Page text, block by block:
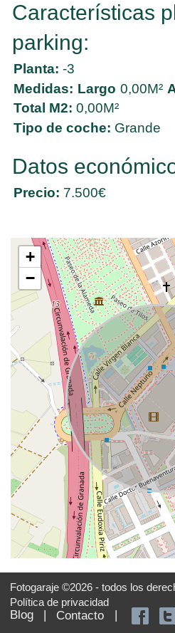
Características
parking:
Planta: -3
Medidas: Largo 0,00M²
Total M2: 0,00M²
Tipo de coche: Grande
Datos
Precio: 7.500€
+
−
Fotogaraje ©2026 - todos los
Política de privacidad
Blog | Contacto |